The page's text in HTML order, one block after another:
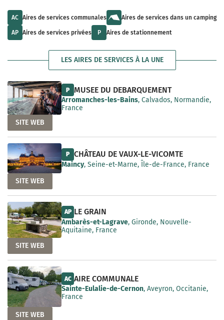
i
l
b
l
t
s
v
a
a
e
l
t
a
v
l
l
e
AC Aires de services communales Aires de services dans un camping
AP Aires de services privées P Aires de stationnement
LES AIRES DE SERVICES À LA UNE
P MUSEE DU DEBARQUEMENT
Arromanches-les-Bains, Calvados, Normandie,
France
SITE WEB
P CHÂTEAU DE VAUX-LE-VICOMTE
Maincy, Seine-et-Marne, Île-de-France, France
SITE WEB
AP LE GRAIN
Ambarès-et-Lagrave, Gironde, Nouvelle-
Aquitaine, France
SITE WEB
AC AIRE COMMUNALE
Sainte-Eulalie-de-Cernon, Aveyron, Occitanie,
France
SITE WEB